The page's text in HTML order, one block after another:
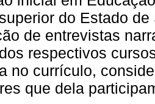
do Estado
de entrevistas
respectivos
no currículo,
que dela